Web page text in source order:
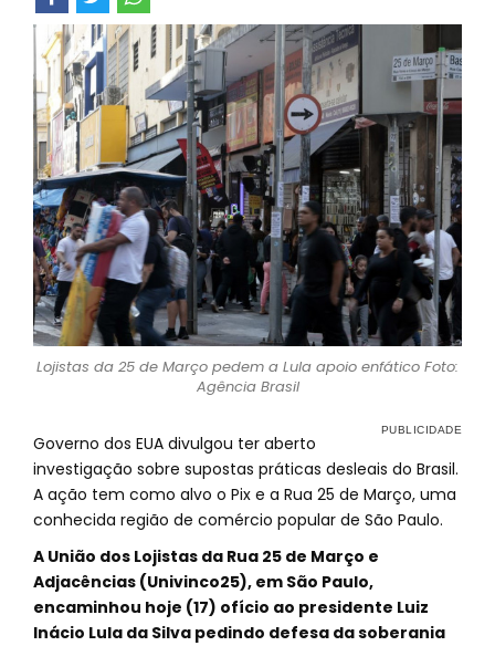
Lojistas da 25 de Março pedem a Lula apoio enfático Foto:
Agência Brasil
Governo dos EUA divulgou ter aberto
investigação sobre supostas práticas desleais do Brasil.
A ação tem como alvo o Pix e a Rua 25 de Março, uma
conhecida região de comércio popular de São Paulo.
A União dos Lojistas da Rua 25 de Março e
Adjacências (Univinco25), em São Paulo,
encaminhou hoje (17) ofício ao presidente Luiz
Inácio Lula da Silva pedindo defesa da soberania